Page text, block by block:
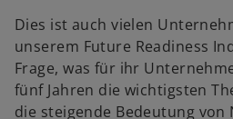
Dies ist auch vielen
unserem Future Readiness
Frage, was für ihr
fünf Jahren die wichtigsten
die steigende Bedeutung